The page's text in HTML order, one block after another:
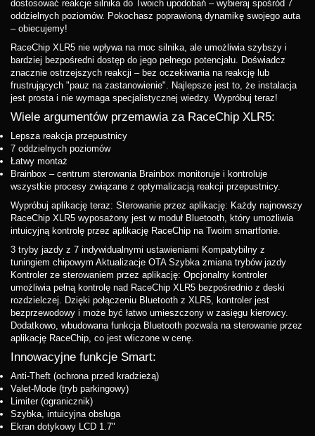
dostosować reakcje silnika do Twoich upodobań – wybieraj spośród 7
oddzielnych poziomów. Pokochasz poprawioną dynamikę swojego auta
– obiecujemy!
RaceChip XLR5 nie wpływa na moc silnika, ale umożliwia szybszy i
bardziej bezpośredni dostęp do jego pełnego potencjału. Doświadcz
znacznie ostrzejszych reakcji – bez oczekiwania na reakcję lub
frustrujących "pauz na zastanowienie". Najlepsze jest to, że instalacja
jest prosta i nie wymaga specjalistycznej wiedzy. Wypróbuj teraz!
Wiele argumentów przemawia za RaceChip XLR5:
Lepsza reakcja przepustnicy
7 oddzielnych poziomów
Łatwy montaż
Brainbox – centrum sterowania Brainbox monitoruje i kontroluje
wszystkie procesy związane z optymalizacją reakcji przepustnicy.
Wypróbuj aplikację teraz: Sterowanie przez aplikację: Każdy najnowszy
RaceChip XLR5 wyposażony jest w moduł Bluetooth, który umożliwia
intuicyjną kontrolę przez aplikację RaceChip na Twoim smartfonie.
3 tryby jazdy z 7 indywidualnymi ustawieniami Kompatybilny z
tuningiem chipowym Aktualizacje OTA Szybka zmiana trybów jazdy
Kontroler ze sterowaniem przez aplikację: Opcjonalny kontroler
umożliwia pełną kontrolę nad RaceChip XLR5 bezpośrednio z deski
rozdzielczej. Dzięki połączeniu Bluetooth z XLR5, kontroler jest
bezprzewodowy i może być łatwo umieszczony w zasięgu kierowcy.
Dodatkowo, wbudowana funkcja Bluetooth pozwala na sterowanie przez
aplikację RaceChip, co jest wliczone w cenę.
Innowacyjne funkcje Smart:
Anti-Theft (ochrona przed kradzieżą)
Valet-Mode (tryb parkingowy)
Limiter (ogranicznik)
Szybka, intuicyjna obsługa
Ekran dotykowy LCD 1.7"